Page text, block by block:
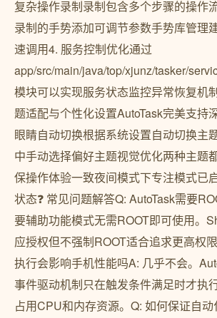
复杂操作录制录制包含多个步骤的操作
录制的手势添加可调节参数手势库管理
速调用4. 服务控制优化通过
app/src/main/java/top/xjunz/tasker/
模块可以实现服务状态监控异常恢复机
题适配与个性化设置AutoTask完美支持
眼睛自动切换根据系统设置自动切换主
中手动选择偏好主题视觉优化两种主题
保操作体验一致夜间模式下专注模式已
状态❓ 常见问题解答Q: AutoTask需要
要辅助功能模式无需ROOT即可使用。
应授权但不强制ROOT适合追求更高权
执行会影响手机性能吗A: 几乎不会。
事件驱动机制只在触发条件满足时才执
占用CPU和内存资源。Q: 如何保证自